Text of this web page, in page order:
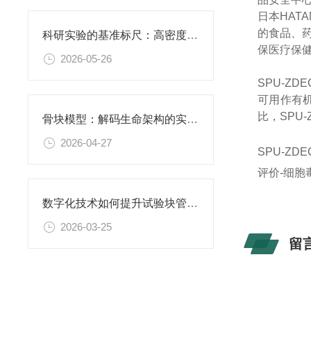
科研实验的基准标尺：高密度聚乙烯阴性对照材料的应用价值
2026-05-26
骨块模型：解码生命架构的实体教科书
2026-04-27
数字化技术如何提升试验块管理效率
2026-03-25
日本
的食品、
保医疗保
SPU-
可用作有
比，
SPU-
评价-细胞
留